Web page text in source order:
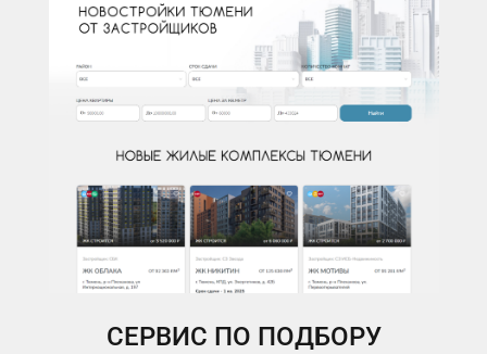
СЕРВИС ПО ПОДБОРУ